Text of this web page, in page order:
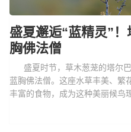
盛夏邂逅“蓝精灵”
胸佛法僧
盛夏时节，草木葱茏的塔尔
蓝胸佛法僧。这座水草丰美、繁
丰富的食物，成为这种美丽候鸟